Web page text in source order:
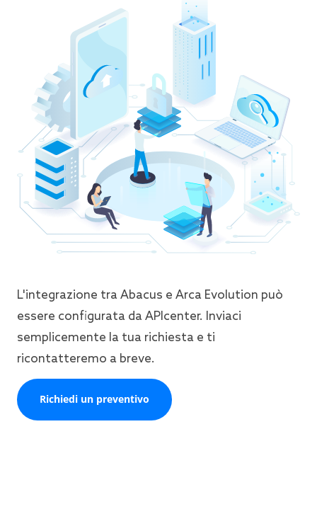
L'integrazione tra Abacus e Arca Evolution può
essere configurata da APIcenter. Inviaci
semplicemente la tua richiesta e ti
ricontatteremo a breve.
Richiedi un preventivo